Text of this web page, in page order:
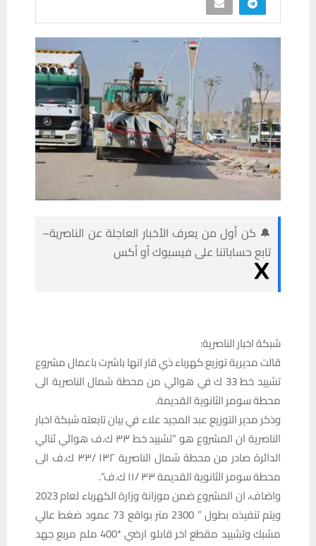
🔔 كن أول من يعرف الأخبار العاجلة عن الناصرية–
تابع حساباتنا على فيسبوك أو أكس
شبكة اخبار الناصرية:
قالت مديرية توزيع كهرباء ذي قار انها باشرت باعمال مشروع
تشييد خط 33 ك في هوائي من محطة شمال الناصرية الى
محطة سومر الثانوية القديمة.
وذكر مدير التوزيع عبد المجيد علاء في بيان تابعته شبكة اخبار
الناصرية ان المشروع هو “تشييد خط ٣٣ ك.ف هوائي ثنائي
الدائرة صادر من محطة شمال الناصرية ١٣٢ /٣٣ ك.ف الى
محطة سومر الثانوية القديمة ٣٣ /١١ ك.ف”.
واضاف، ان المشروع ضمن موزانة وزارة الكهرباء لعام 2023
ويتم تنفيذه بطول ” 2300 متر بواقع 73 عمود ضغط عالي
مشبك وتشييد مقطع اخر قابلو ارضي *400 ملم مربع جهد